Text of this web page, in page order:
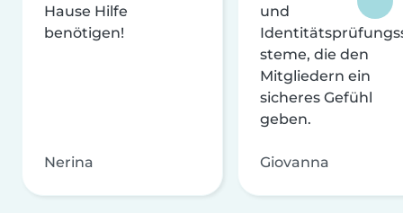
Hause Hilfe
benötigen!
Nerina
und
steme, die den
Mitgliedern ein
sicheres Gefühl
geben.
Giovanna